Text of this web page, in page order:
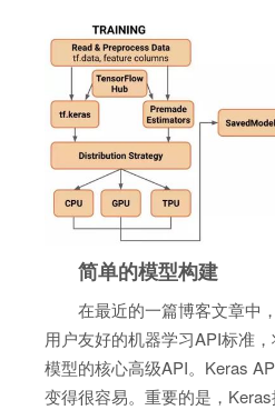
简单的模型构建
在最近的一篇博客文章中
用户友好的机器学习API标准
模型的核心高级API。Keras
变得很容易。重要的是，